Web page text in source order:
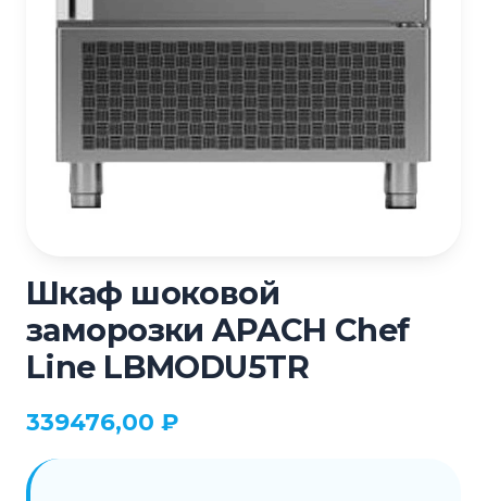
Шкаф шоковой
заморозки APACH Chef
Line LBMODU5TR
339476,00 ₽